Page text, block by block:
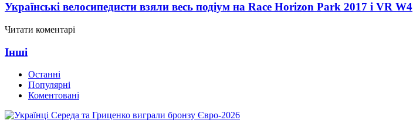
Українські велосипедисти взяли весь подіум на Race Horizon Park 2017 і VR W4
Читати коментарі
Інші
Останні
Популярні
Коментовані